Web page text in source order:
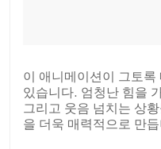
이 애니메이션이 그토록
있습니다. 엄청난 힘을
그리고 웃음 넘치는 상
을 더욱 매력적으로 만